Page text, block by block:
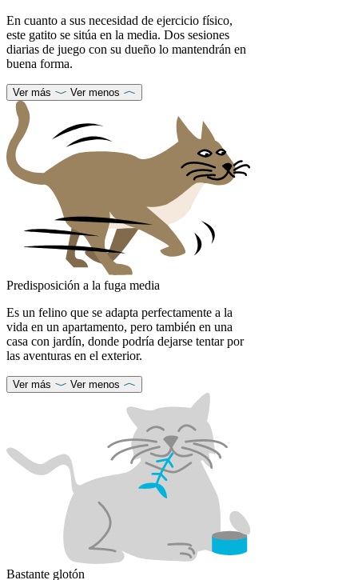
En cuanto a sus necesidad de ejercicio físico,
este gatito se sitúa en la media. Dos sesiones
diarias de juego con su dueño lo mantendrán en
buena forma.
Ver más Ver menos
Predisposición a la fuga media
Es un felino que se adapta perfectamente a la
vida en un apartamento, pero también en una
casa con jardín, donde podría dejarse tentar por
las aventuras en el exterior.
Ver más Ver menos
Bastante glotón